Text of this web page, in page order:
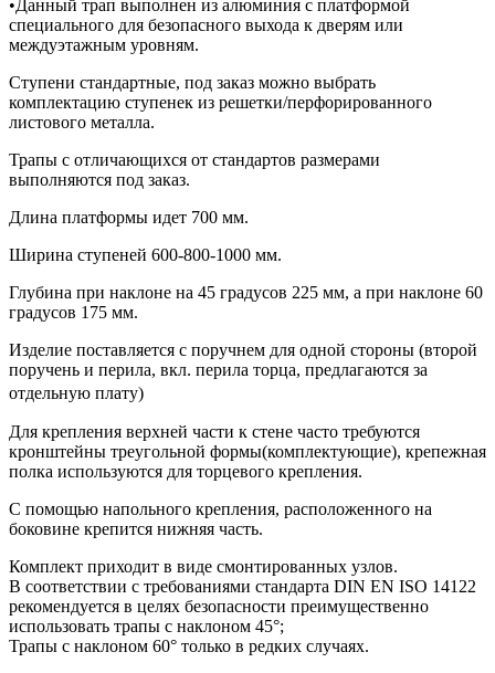
•Данный трап выполнен из алюминия с платформой
специального для безопасного выхода к дверям или
междуэтажным уровням.
Ступени стандартные, под заказ можно выбрать
комплектацию ступенек из решетки/перфорированного
листового металла.
Трапы с отличающихся от стандартов размерами
выполняются под заказ.
Длина платформы идет 700 мм.
Ширина ступеней 600-800-1000 мм.
Глубина при наклоне на 45 градусов 225 мм, а при наклоне 60
градусов 175 мм.
Изделие поставляется с поручнем для одной стороны (второй
поручень и перила, вкл. перила торца, предлагаются за
отдельную плату)
Для крепления верхней части к стене часто требуются
кронштейны треугольной формы(комплектующие), крепежная
полка используются для торцевого крепления.
С помощью напольного крепления, расположенного на
боковине крепится нижняя часть.
Комплект приходит в виде смонтированных узлов.
В соответствии с требованиями стандарта DIN EN ISO 14122
рекомендуется в целях безопасности преимущественно
использовать трапы с наклоном 45°;
Трапы с наклоном 60° только в редких случаях.